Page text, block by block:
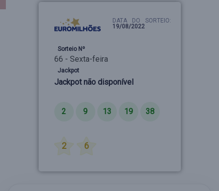
DATA DO SORTEIO:
19/08/2022
Sorteio Nº
66 - Sexta-feira
Jackpot
Jackpot não disponível
2 9 13 19 38
2 6